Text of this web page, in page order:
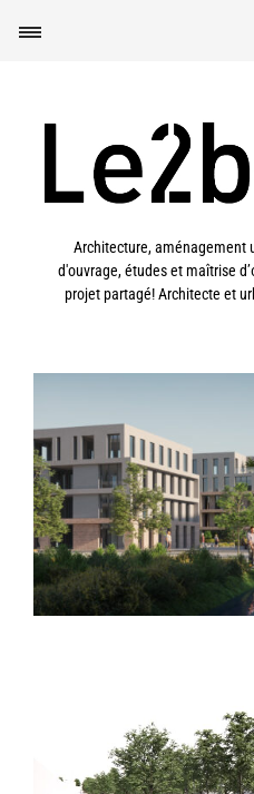
Architecture, aménagement
d'ouvrage, études et maîtrise
projet partagé! Architecte et
Toulouse